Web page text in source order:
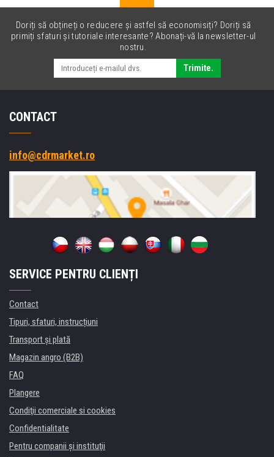
Doriți să obțineți o reducere și astfel să economisiți? Doriți să
primiți sfaturi și tutoriale interesante? Abonați-vă la newsletter-ul
nostru.
Trimite.
CONTACT
info@cdrmarket.ro
SERVICE PENTRU CLIENȚI
Contact
Tipuri, sfaturi, instrucțiuni
Transport şi plată
Magazin angro (B2B)
FAQ
Plangere
Condiţii comerciale si cookies
Confidentialitate
Pentru companii și instituţii